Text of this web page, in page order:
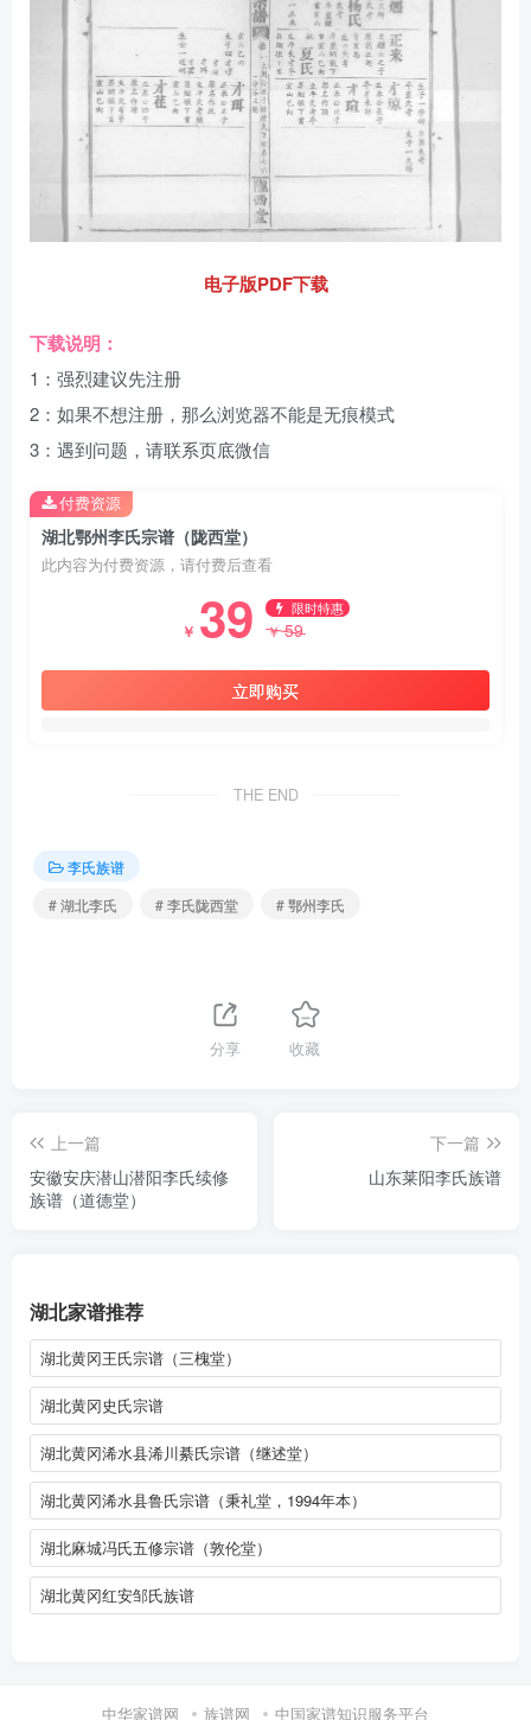
电子版PDF下载
下载说明：
1：强烈建议先注册
2：如果不想注册，那么浏览器不能是无痕模式
3：遇到问题，请联系页底微信
湖北鄂州李氏宗谱（陇西堂）
此内容为付费资源，请付费后查看
￥ 39 限时特惠
￥59
立即购买
付费资源
THE END
李氏族谱
# 湖北李氏
# 李氏陇西堂 # 鄂州李氏
分享 收藏
上一篇
安徽安庆潜山潜阳李氏续修
族谱（道德堂）
下一篇
山东莱阳李氏族谱
湖北家谱推荐
湖北黄冈王氏宗谱（三槐堂）
湖北黄冈史氏宗谱
湖北黄冈浠水县浠川綦氏宗谱（继述堂）
湖北黄冈浠水县鲁氏宗谱（秉礼堂，1994年本）
湖北麻城冯氏五修宗谱（敦伦堂）
湖北黄冈红安邹氏族谱
中华家谱网 族谱网 中国家谱知识服务平台